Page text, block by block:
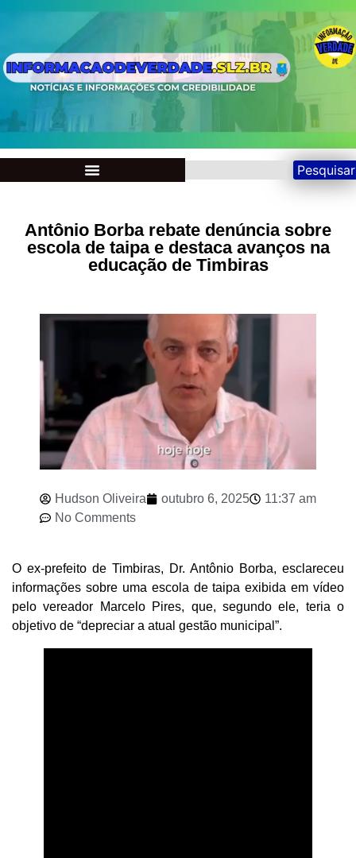
Pesquisar
Antônio Borba rebate denúncia sobre
escola de taipa e destaca avanços na
educação de Timbiras
Hudson Oliveira outubro 6, 2025
11:37 am
No Comments
O ex-prefeito de Timbiras, Dr. Antônio Borba, esclareceu
informações sobre uma escola de taipa exibida em vídeo
pelo vereador Marcelo Pires, que, segundo ele, teria o
objetivo de “depreciar a atual gestão municipal”.